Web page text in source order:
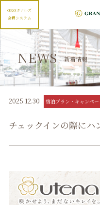
GRGホテルズ
会員システム
NEWS 新着情報
2025.12.30 宿泊プラン・キャンペー
チェックインの際にハ